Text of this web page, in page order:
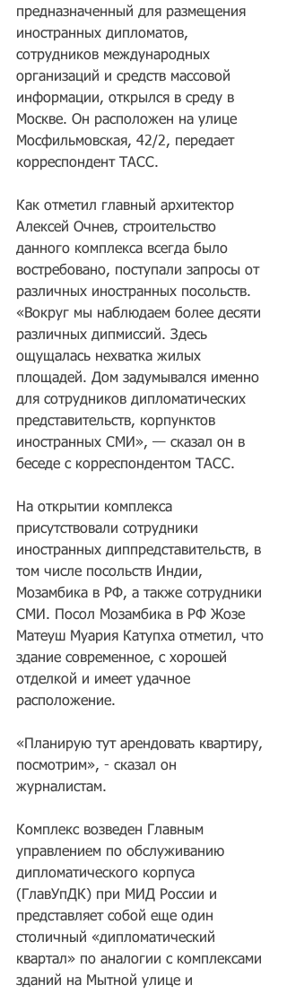
предназначенный для размещения
иностранных дипломатов,
сотрудников международных
организаций и средств массовой
информации, открылся в среду в
Москве. Он расположен на улице
Мосфильмовская, 42/2, передает
корреспондент ТАСС.
Как отметил главный архитектор
Алексей Очнев, строительство
данного комплекса всегда было
востребовано, поступали запросы от
различных иностранных посольств.
«Вокруг мы наблюдаем более десяти
различных дипмиссий. Здесь
ощущалась нехватка жилых
площадей. Дом задумывался именно
для сотрудников дипломатических
представительств, корпунктов
иностранных СМИ», — сказал он в
беседе с корреспондентом ТАСС.
На открытии комплекса
присутствовали сотрудники
иностранных диппредставительств, в
том числе посольств Индии,
Мозамбика в РФ, а также сотрудники
СМИ. Посол Мозамбика в РФ Жозе
Матеуш Муария Катупха отметил, что
здание современное, с хорошей
отделкой и имеет удачное
расположение.
«Планирую тут арендовать квартиру,
посмотрим», - сказал он
журналистам.
Комплекс возведен Главным
управлением по обслуживанию
дипломатического корпуса
(ГлавУпДК) при МИД России и
представляет собой еще один
столичный «дипломатический
квартал» по аналогии с комплексами
зданий на Мытной улице и